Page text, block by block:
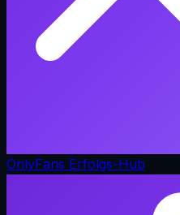
OnlyFans Erfolgs-Hub